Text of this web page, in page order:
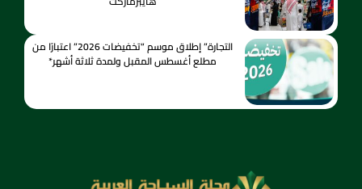
التجارة” إطلاق موسم “تخفيضات 2026” اعتبارًا من
مطلع أغسطس المقبل ولمدة ثلاثة أشهر*